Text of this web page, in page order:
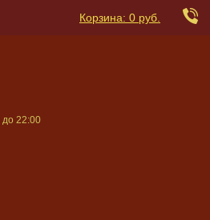
Корзина: 0 руб.
до 22:00